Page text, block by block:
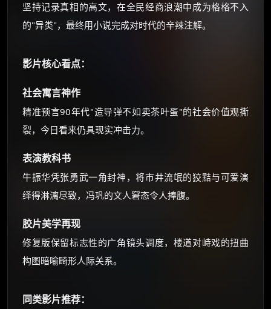
坚持记录真相的高文，在全民经商浪潮中成为格格不入
的"异类"，最终用小说完成对时代的辛辣注解。
影片核心看点：
社会寓言神作
精准预言90年代"造导弹不如卖茶叶蛋"的社会价值观撕
裂，今日看来仍具现实冲击力。
表演教科书
牛振华凭张勇武一角封神，将市井流氓的狡黠与可爱演
绎得淋漓尽致，冯巩的文人窘态令人捧腹。
胶片美学再现
修复版保留标志性的广角镜头调度，楼道对峙戏的扭曲
构图暗喻畸形人际关系。
同类影片推荐：